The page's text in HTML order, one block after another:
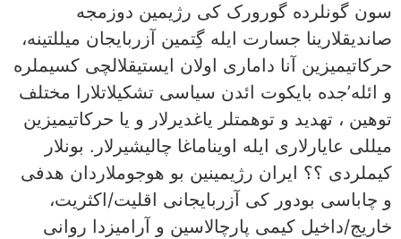
سون گونلرده گورورک کی رژیمین دوزمجه
صاندیقلارینا جسارت ایله گِتمین آزربایجان میللتینه،
حرکاتیمیزین آنا داماری اولان ایستیقلالچی کسیملره
و ائله’جده بایکوت ائدن سیاسی تشکیلاتلارا مختلف
توهین ، تهدید و توهمتلر یاغدیرلار و یا حرکاتیمیزین
میللی عایارلاری ایله اویناماغا چالیشیرلار. بونلار
کیملردی ؟؟ ایران رژیمینین بو هوجوملاردان هدفی
و چاباسی بودور کی آزربایجانی اقلیت/اکثریت،
خاریج/داخیل کیمی پارچالاسین و آرامیزدا روانی